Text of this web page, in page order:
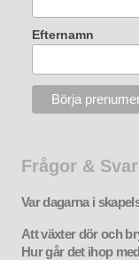
Efternamn
Frågor & Svar
Var dagarna i
Att växter dör och
Hur går det ihop